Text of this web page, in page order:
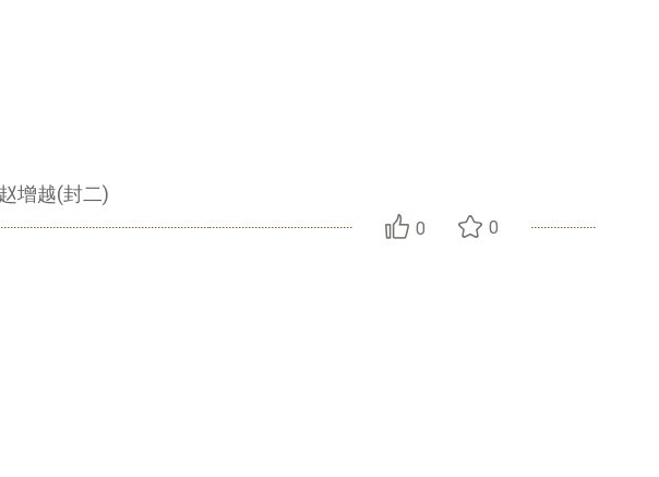
甲午战争
增越(封二)
0 0